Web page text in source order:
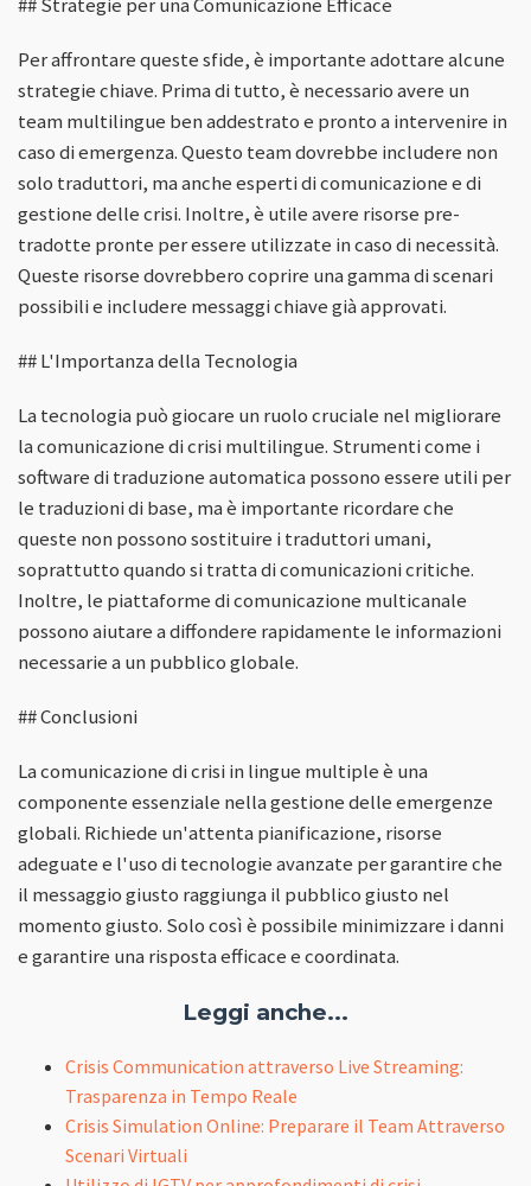
Per affrontare queste sfide, è importante adottare alcune
strategie chiave. Prima di tutto, è necessario avere un
team multilingue ben addestrato e pronto a intervenire in
caso di emergenza. Questo team dovrebbe includere non
solo traduttori, ma anche esperti di comunicazione e di
gestione delle crisi. Inoltre, è utile avere risorse pre-
tradotte pronte per essere utilizzate in caso di necessità.
Queste risorse dovrebbero coprire una gamma di scenari
possibili e includere messaggi chiave già approvati.
## L'Importanza della Tecnologia
La tecnologia può giocare un ruolo cruciale nel migliorare
la comunicazione di crisi multilingue. Strumenti come i
software di traduzione automatica possono essere utili per
le traduzioni di base, ma è importante ricordare che
queste non possono sostituire i traduttori umani,
soprattutto quando si tratta di comunicazioni critiche.
Inoltre, le piattaforme di comunicazione multicanale
possono aiutare a diffondere rapidamente le informazioni
necessarie a un pubblico globale.
## Conclusioni
La comunicazione di crisi in lingue multiple è una
componente essenziale nella gestione delle emergenze
globali. Richiede un'attenta pianificazione, risorse
adeguate e l'uso di tecnologie avanzate per garantire che
il messaggio giusto raggiunga il pubblico giusto nel
momento giusto. Solo così è possibile minimizzare i danni
e garantire una risposta efficace e coordinata.
Leggi anche...
Crisis Communication attraverso Live Streaming:
Trasparenza in Tempo Reale
Crisis Simulation Online: Preparare il Team Attraverso
Scenari Virtuali